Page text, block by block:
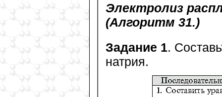
Электролиз
(Алгоритм 31.)
Задание 1.
натрия.